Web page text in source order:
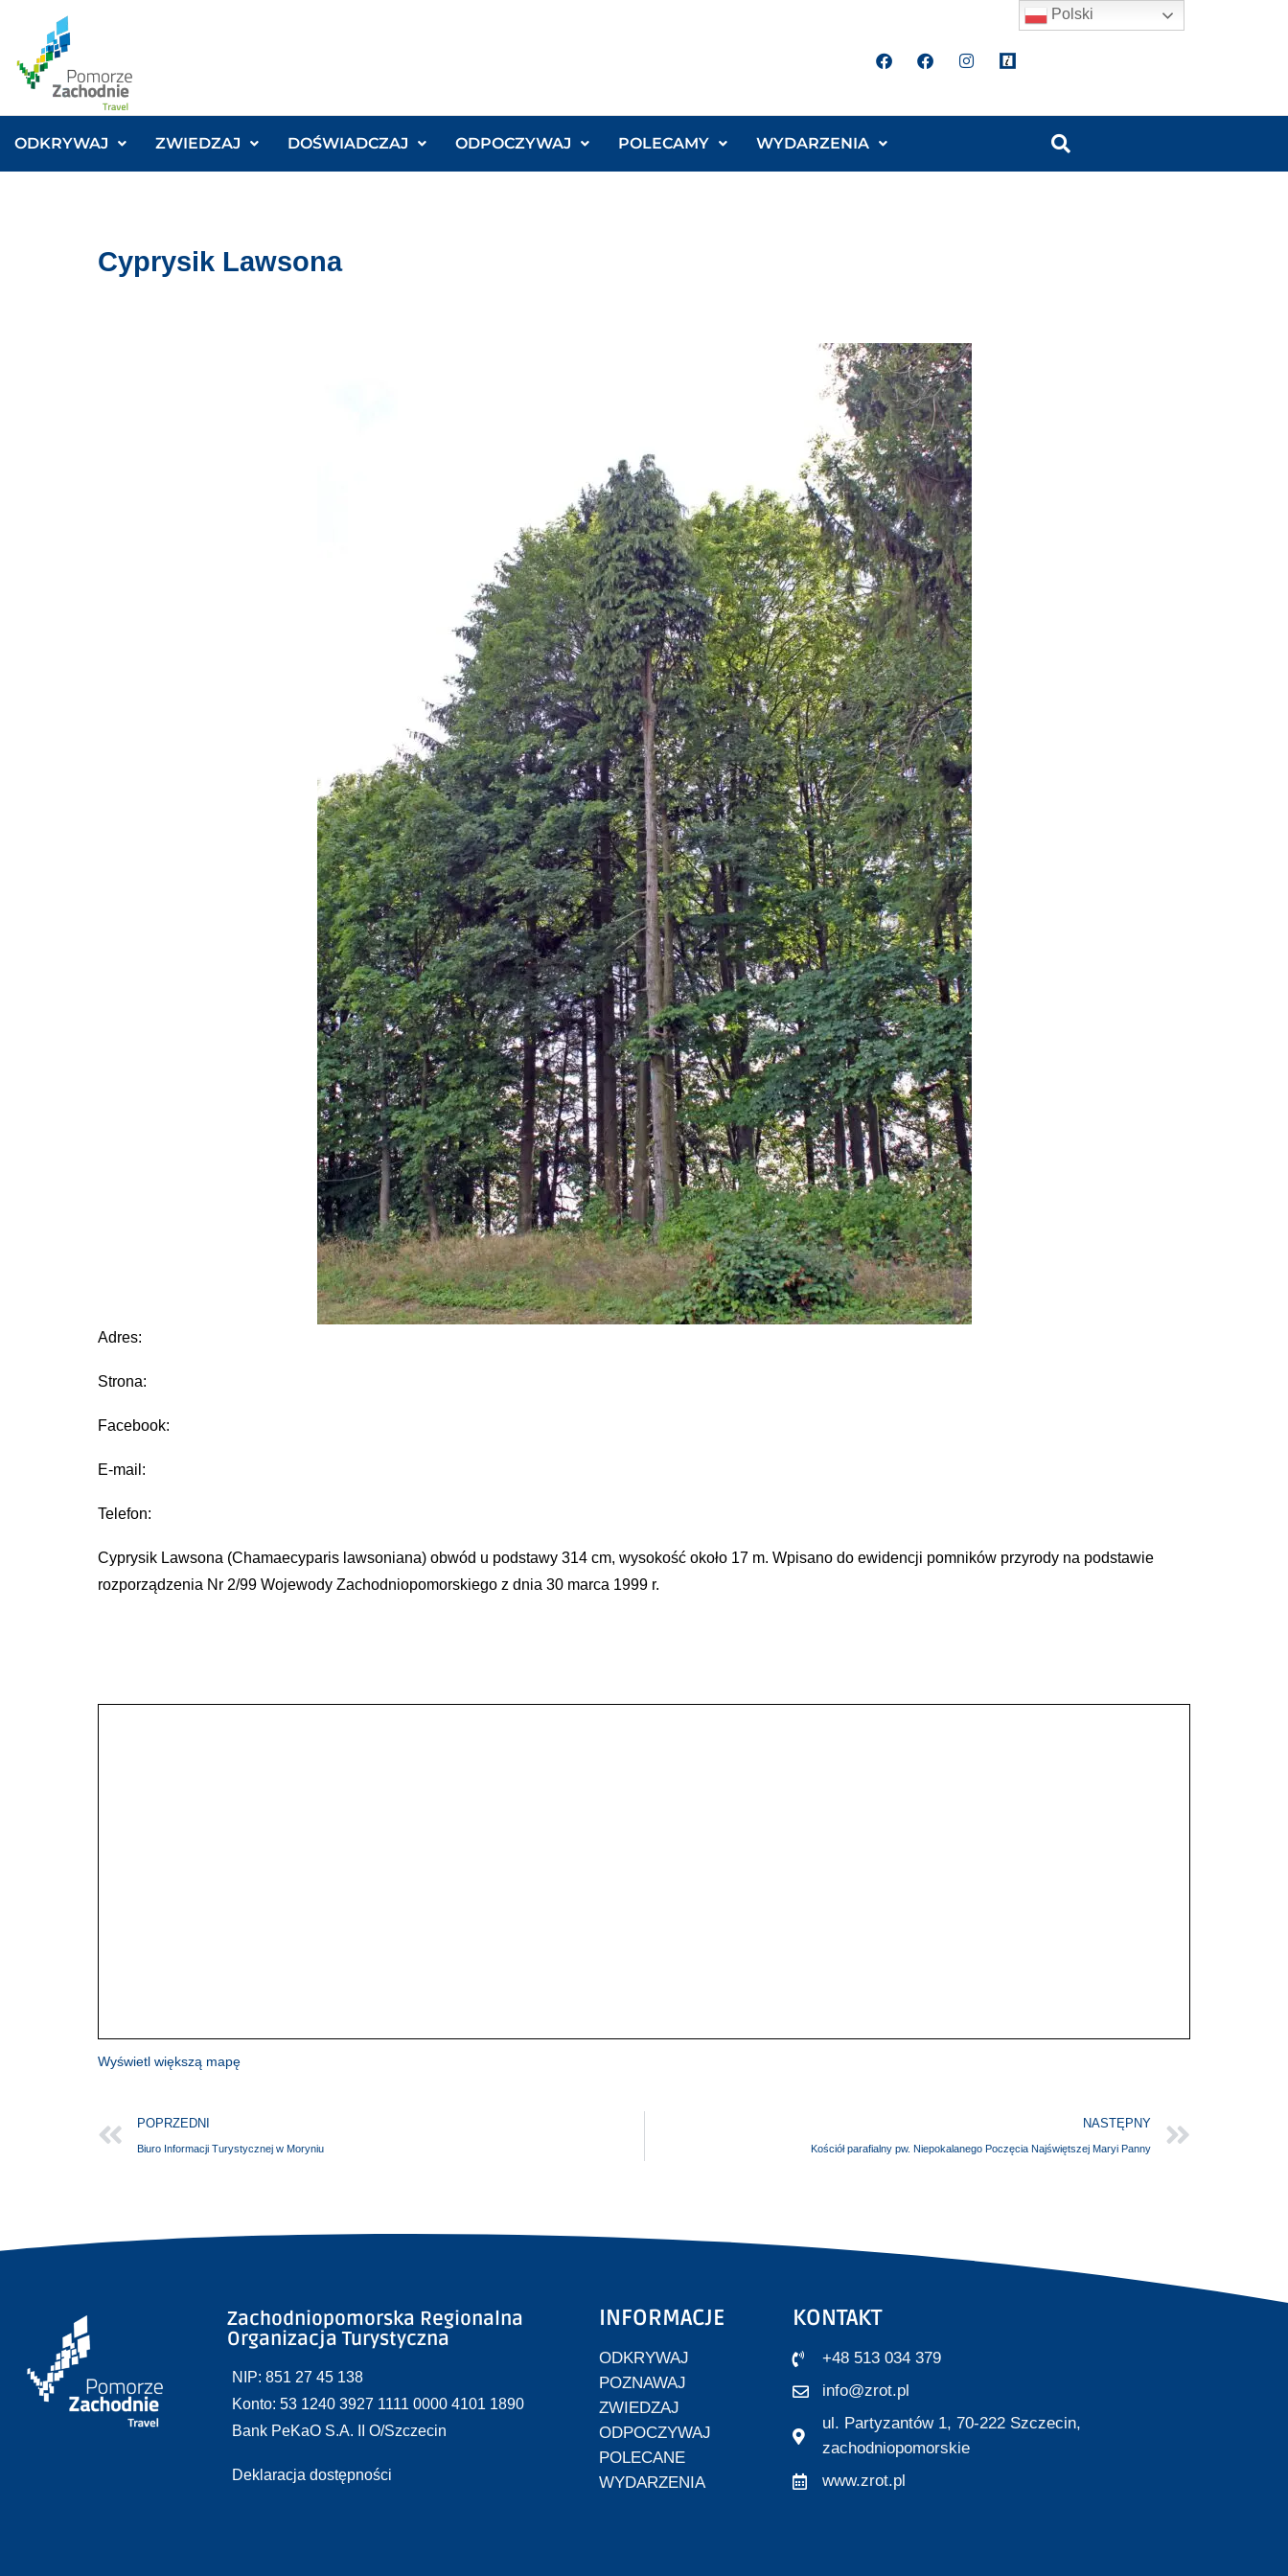
ODKRYWAJ ZWIEDZAJ DOŚWIADCZAJ ODPOCZYWAJ POLECAMY WYDARZENIA
Cyprysik Lawsona
Adres:
Strona:
Facebook:
E-mail:
Telefon:
Cyprysik Lawsona (Chamaecyparis lawsoniana) obwód u podstawy 314 cm, wysokość około 17 m. Wpisano do ewidencji pomników przyrody na podstawie
rozporządzenia Nr 2/99 Wojewody Zachodniopomorskiego z dnia 30 marca 1999 r.
Wyświetl większą mapę
POPRZEDNI
Biuro Informacji Turystycznej w Moryniu
NASTĘPNY
Kościół parafialny pw. Niepokalanego Poczęcia Najświętszej Maryi Panny
Zachodniopomorska Regionalna
Organizacja Turystyczna
NIP: 851 27 45 138
Konto: 53 1240 3927 1111 0000 4101 1890
Bank PeKaO S.A. II O/Szczecin
Deklaracja dostępności
INFORMACJE
ODKRYWAJ
POZNAWAJ
ZWIEDZAJ
ODPOCZYWAJ
POLECANE
WYDARZENIA
KONTAKT
+48 513 034 379
info@zrot.pl
ul. Partyzantów 1, 70-222 Szczecin,
zachodniopomorskie
www.zrot.pl
Polski